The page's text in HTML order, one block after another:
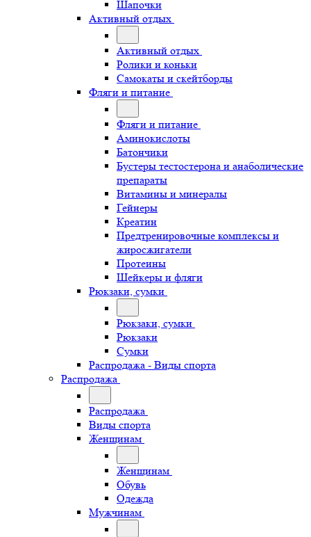
Шапочки
Активный отдых
Активный отдых
Ролики и коньки
Самокаты и скейтборды
Фляги и питание
Фляги и питание
Аминокислоты
Батончики
Бустеры тестостерона и анаболические
препараты
Витамины и минералы
Гейнеры
Креатин
Предтренировочные комплексы и
жиросжигатели
Протеины
Шейкеры и фляги
Рюкзаки, сумки
Рюкзаки, сумки
Рюкзаки
Сумки
Распродажа - Виды спорта
Распродажа
Распродажа
Виды спорта
Женщинам
Женщинам
Обувь
Одежда
Мужчинам